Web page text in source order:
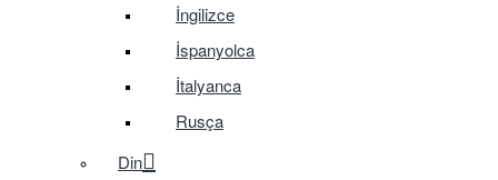
İngilizce
İspanyolca
İtalyanca
Rusça
Din